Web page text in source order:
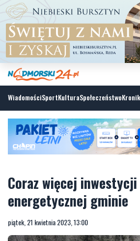
WiadomościSportKulturaSpołeczeństwo
Coraz więcej inwestycji
energetycznej gminie
piątek, 21 kwietnia 2023, 13:00